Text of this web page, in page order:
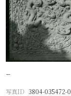
−
写真ID 3804-035472-0